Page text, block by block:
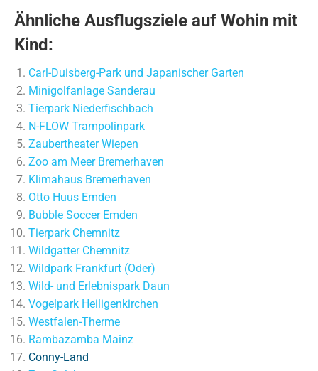
Ähnliche Ausflugsziele auf Wohin mit
Kind:
Carl-Duisberg-Park und Japanischer Garten
Minigolfanlage Sanderau
Tierpark Niederfischbach
N-FLOW Trampolinpark
Zaubertheater Wiepen
Zoo am Meer Bremerhaven
Klimahaus Bremerhaven
Otto Huus Emden
Bubble Soccer Emden
Tierpark Chemnitz
Wildgatter Chemnitz
Wildpark Frankfurt (Oder)
Wild- und Erlebnispark Daun
Vogelpark Heiligenkirchen
Westfalen-Therme
Rambazamba Mainz
Conny-Land